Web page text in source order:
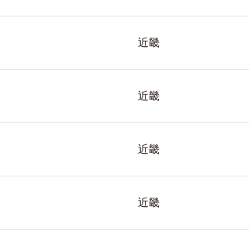
近畿
近畿
近畿
近畿